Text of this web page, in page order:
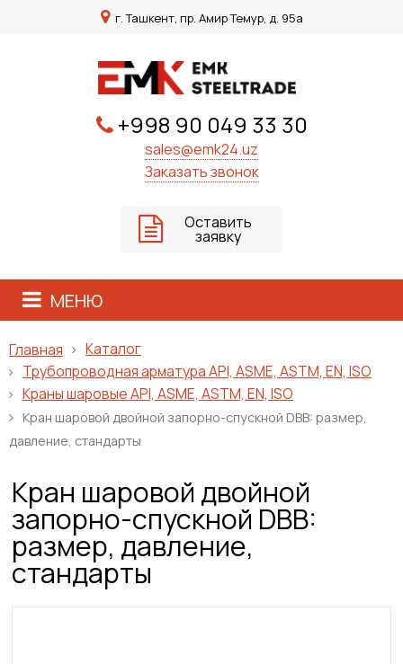
г. Ташкент, пр. Амир Темур, д. 95а
+998 90 049 33 30
sales@emk24.uz
Заказать звонок
Оставить
заявку
МЕНЮ
Главная
Каталог
Трубопроводная арматура API, ASME, ASTM, EN, ISO
Краны шаровые API, ASME, ASTM, EN, ISO
Кран шаровой двойной запорно-спускной DBB: размер,
давление, стандарты
Кран шаровой двойной
запорно-спускной DBB:
размер, давление,
стандарты